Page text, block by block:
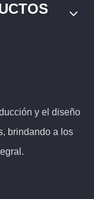
y el diseño
brindando a los